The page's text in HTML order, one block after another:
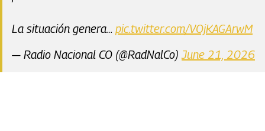
La situación genera… pic.twitter.com/VOjKAGArwM
— Radio Nacional CO (@RadNalCo)June 21, 2026